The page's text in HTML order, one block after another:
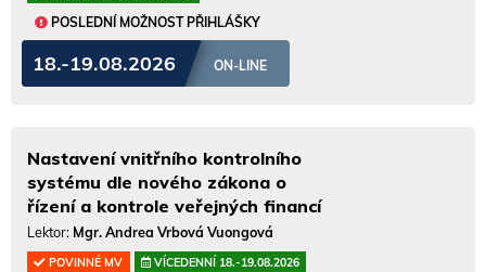
POSLEDNÍ MOŽNOST PŘIHLÁŠKY
18.-19.08.2026 ON-LINE
Nastavení vnitřního kontrolního
systému dle nového zákona o
řízení a kontrole veřejných financí
Lektor: Mgr. Andrea Vrbová Vuongová
POVINNÉ MV VÍCEDENNÍ 18.-19.08.2026